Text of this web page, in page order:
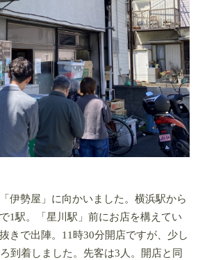
伊勢屋」に向かいました。横浜駅から
1駅。「星川駅」前にお店を構えてい
きで出陣。11時30分開店ですが、少し
到着しました。先客は3人。開店と同